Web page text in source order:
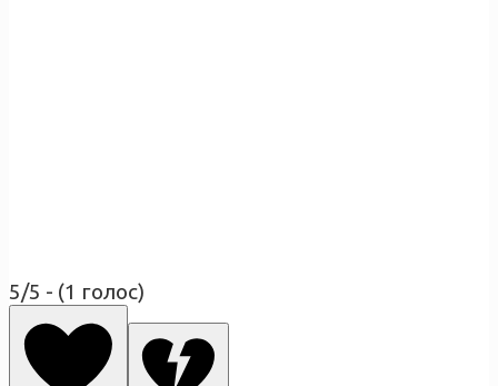
5/5 - (1 голос)